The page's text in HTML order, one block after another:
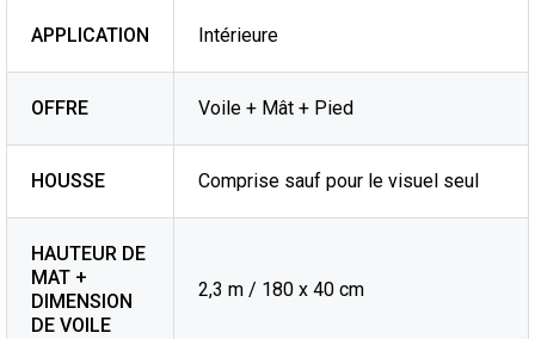
APPLICATION Intérieure
OFFRE Voile + Mât + Pied
HOUSSE Comprise sauf pour le visuel seul
HAUTEUR DE
MAT +
DIMENSION
DE VOILE
2,3 m / 180 x 40 cm